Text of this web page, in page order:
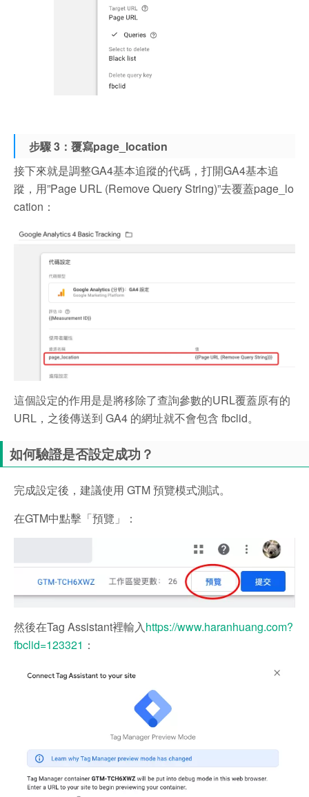
步驟 3：覆寫page_location
接下來就是調整GA4基本追蹤的代碼，打開GA4基本追
蹤，用”Page URL (Remove Query String)”去覆蓋page_lo
cation：
這個設定的作用是是將移除了查詢參數的URL覆蓋原有的
URL，之後傳送到 GA4 的網址就不會包含 fbclid。
如何驗證是否設定成功？
完成設定後，建議使用 GTM 預覽模式測試。
在GTM中點擊「預覽」：
然後在Tag Assistant裡輸入https://www.haranhuang.com?
fbclid=123321 ：